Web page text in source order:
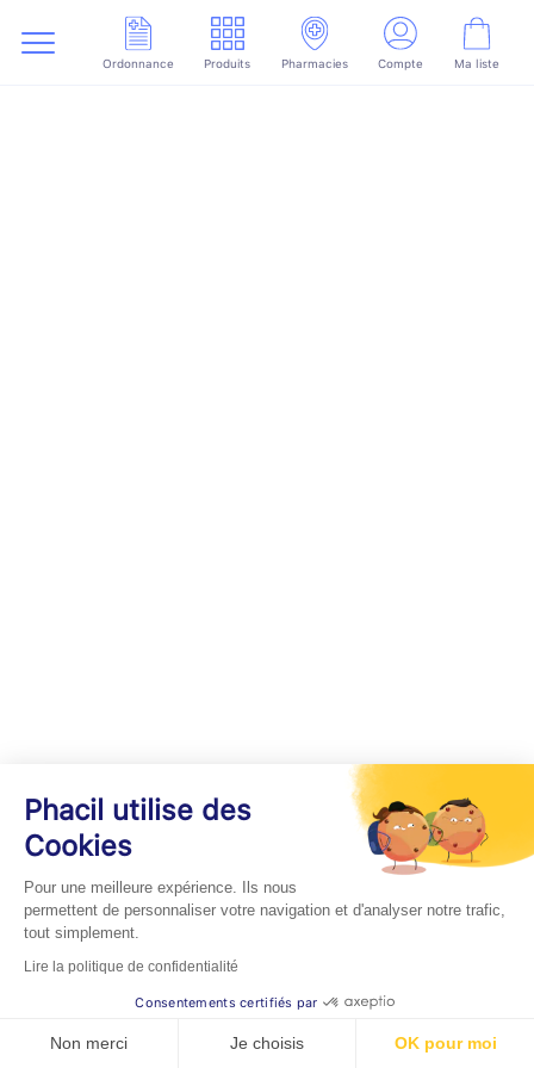
Ordonnance Produits Pharmacies Compte Ma liste
Phacil utilise des
Cookies
Pour une meilleure expérience. Ils nous
permettent de personnaliser votre navigation et d'analyser notre trafic,
tout simplement.
Lire la politique de confidentialité
Consentements certifiés par
Non merci Je choisis OK pour moi